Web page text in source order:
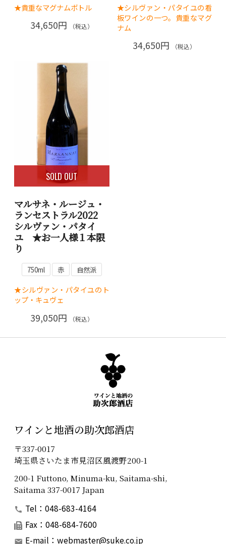
★貴重なマグナムボトル
34,650円 （税込）
★シルヴァン・パタイユの看
板ワインの一つ。貴重なマグ
ナム
34,650円 （税込）
SOLD OUT
マルサネ・ルージュ・
ランセストラル2022
シルヴァン・パタイ
ユ ★お一人様１本限
り
750ml 赤 自然派
★シルヴァン・パタイユのト
ップ・キュヴェ
39,050円 （税込）
ワインと地酒の助次郎酒店
〒337-0017
埼玉県さいたま市見沼区風渡野200-1
200-1 Futtono, Minuma-ku, Saitama-shi,
Saitama 337-0017 Japan
Tel：048-683-4164
Fax：048-684-7600
E-mail： webmaster@suke.co.jp